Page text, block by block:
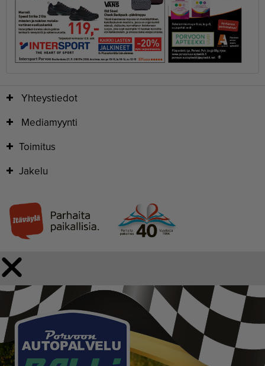
Yhteystiedot
Mediamyynti
Toimitus
Jakelu